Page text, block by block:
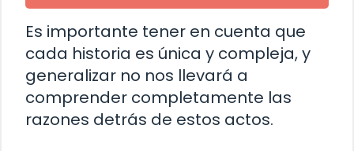
Es importante tener en cuenta que
cada historia es única y compleja, y
generalizar no nos llevará a
comprender completamente las
razones detrás de estos actos.